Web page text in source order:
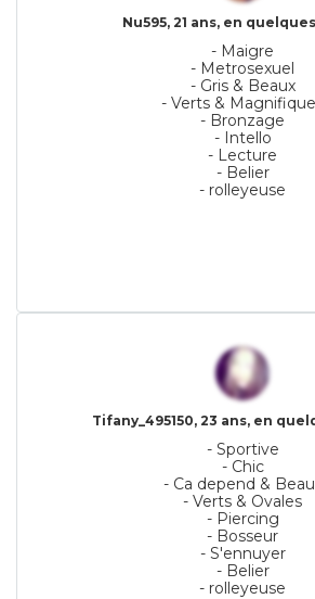
Nu595, 21 ans, en
- Maigre
- Metrosexuel
- Gris & Beaux
- Verts &
- Bronzage
- Intello
- Lecture
- Belier
- rolleyeuse
Tifany_495150, 23 ans, en
- Sportive
- Chic
- Ca depend &
- Verts & Ovales
- Piercing
- Bosseur
- S'ennuyer
- Belier
- rolleyeuse